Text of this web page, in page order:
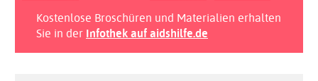
Kostenlose Broschüren und Materialien erhalten
Sie in der Infothek auf aidshilfe.de